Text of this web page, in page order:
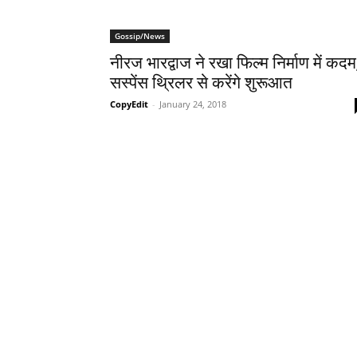
Gossip/News
नीरज भारद्वाज ने रखा फिल्म निर्माण में
सस्पेंस थ्रिलर से करेंगे शुरूआत
CopyEdit - January 24, 2018